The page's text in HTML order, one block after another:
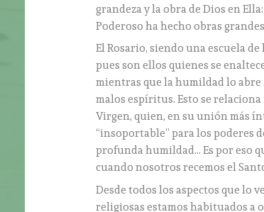
grandeza y la obra de Dios en
Poderoso ha hecho obras
El Rosario, siendo una escuela
pues son ellos quienes se
mientras que la humildad lo abre
malos espíritus. Esto se
Virgen, quien, en su unión más
“insoportable” para los poderes
profunda humildad… Es por eso
cuando nosotros recemos el
Desde todos los aspectos que lo
religiosas estamos habituados a